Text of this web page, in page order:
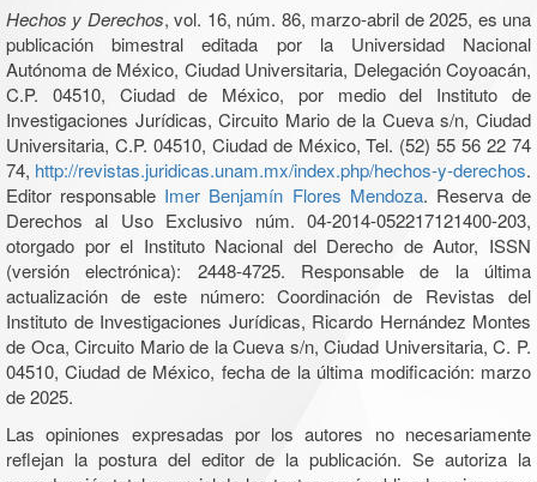
Hechos y Derechos, vol. 16, núm. 86, marzo-abril de 2025, es una
publicación bimestral editada por la Universidad Nacional
Autónoma de México, Ciudad Universitaria, Delegación Coyoacán,
C.P. 04510, Ciudad de México, por medio del Instituto de
Investigaciones Jurídicas, Circuito Mario de la Cueva s/n, Ciudad
Universitaria, C.P. 04510, Ciudad de México, Tel. (52) 55 56 22 74
74, http://revistas.juridicas.unam.mx/index.php/hechos-y-derechos.
Editor responsable Imer Benjamín Flores Mendoza. Reserva de
Derechos al Uso Exclusivo núm. 04-2014-052217121400-203,
otorgado por el Instituto Nacional del Derecho de Autor, ISSN
(versión electrónica): 2448-4725. Responsable de la última
actualización de este número: Coordinación de Revistas del
Instituto de Investigaciones Jurídicas, Ricardo Hernández Montes
de Oca, Circuito Mario de la Cueva s/n, Ciudad Universitaria, C. P.
04510, Ciudad de México, fecha de la última modificación: marzo
de 2025.
Las opiniones expresadas por los autores no necesariamente
reflejan la postura del editor de la publicación. Se autoriza la